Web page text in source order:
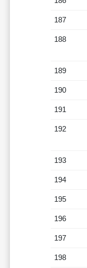
187
188
189
190
191
192
193
194
195
196
197
198